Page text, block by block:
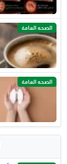
الصحه العامة
الصحه العامة